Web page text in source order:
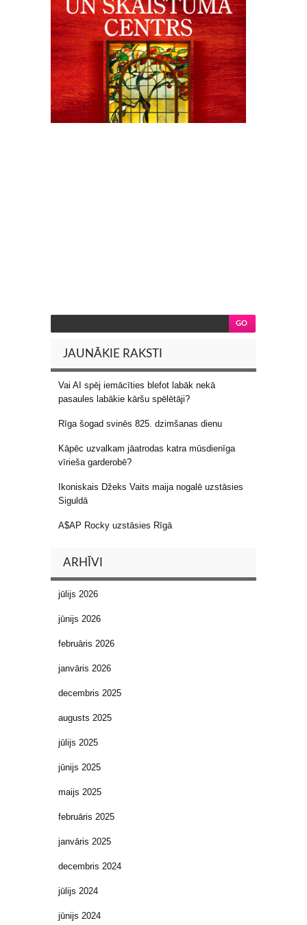
JAUNĀKIE RAKSTI
Vai AI spēj iemācīties blefot labāk nekā
pasaules labākie kāršu spēlētāji?
Rīga šogad svinēs 825. dzimšanas dienu
Kāpēc uzvalkam jāatrodas katra mūsdienīga
vīrieša garderobē?
Ikoniskais Džeks Vaits maija nogalē uzstāsies
Siguldā
A$AP Rocky uzstāsies Rīgā
ARHĪVI
jūlijs 2026
jūnijs 2026
februāris 2026
janvāris 2026
decembris 2025
augusts 2025
jūlijs 2025
jūnijs 2025
maijs 2025
februāris 2025
janvāris 2025
decembris 2024
jūlijs 2024
jūnijs 2024